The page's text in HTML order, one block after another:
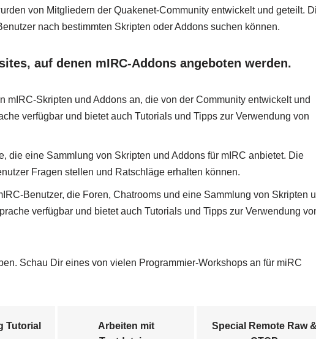
von Mitgliedern der Quakenet-Community entwickelt und geteilt.
nach bestimmten Skripten oder Addons suchen können.
auf denen mIRC-Addons angeboten werden.
Skripten und Addons an, die von der Community entwickelt und
verfügbar und bietet auch Tutorials und Tipps zur Verwendung von
die eine Sammlung von Skripten und Addons für mIRC anbietet. Die
Fragen stellen und Ratschläge erhalten können.
Benutzer, die Foren, Chatrooms und eine Sammlung von Skripten
verfügbar und bietet auch Tutorials und Tipps zur Verwendung
Schau Dir eines von vielen Programmier-Workshops an für miRC
Tutorial
Arbeiten mit
Special Remote Raw &